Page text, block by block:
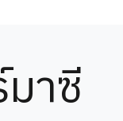
าซี